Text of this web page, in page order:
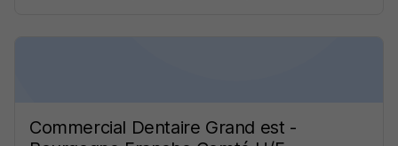
Commercial Dentaire Grand est -